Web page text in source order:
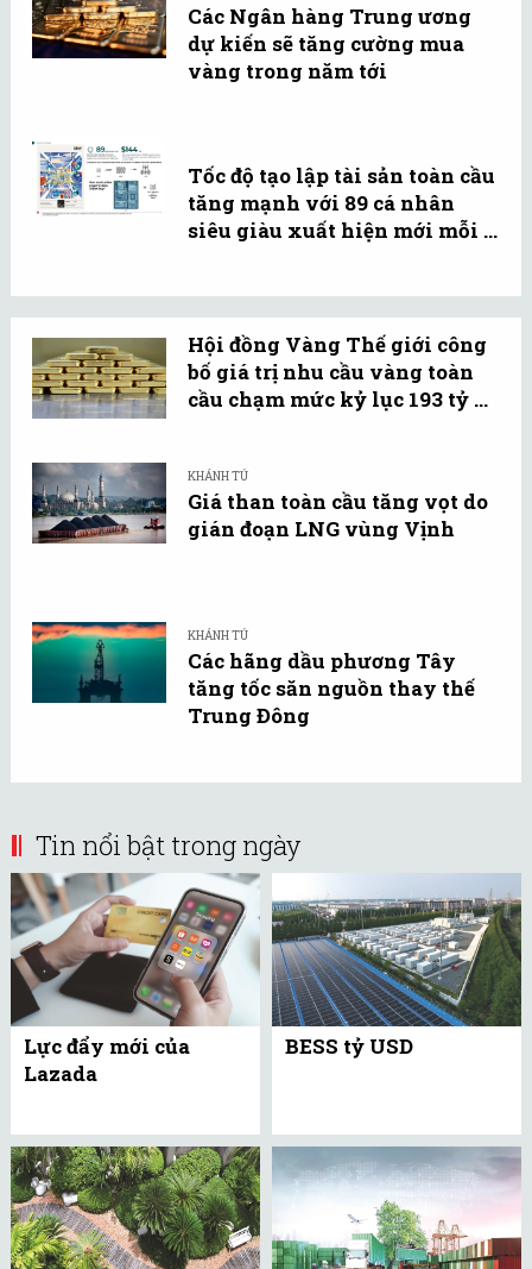
Các Ngân hàng Trung ương
dự kiến sẽ tăng cường mua
vàng trong năm tới
Tốc độ tạo lập tài sản toàn cầu
tăng mạnh với 89 cá nhân
siêu giàu xuất hiện mới mỗi ...
Hội đồng Vàng Thế giới công
bố giá trị nhu cầu vàng toàn
cầu chạm mức kỷ lục 193 tỷ ...
KHÁNH TÚ
Giá than toàn cầu tăng vọt do
gián đoạn LNG vùng Vịnh
KHÁNH TÚ
Các hãng dầu phương Tây
tăng tốc săn nguồn thay thế
Trung Đông
Tin nổi bật trong ngày
Lực đẩy mới của
Lazada
BESS tỷ USD